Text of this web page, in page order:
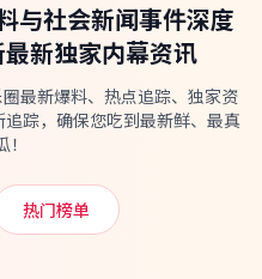
与社会新闻事件深度
新独家内幕资讯
最新爆料、热点追踪、独家资
踪，确保您吃到最新鲜、最真
热门榜单